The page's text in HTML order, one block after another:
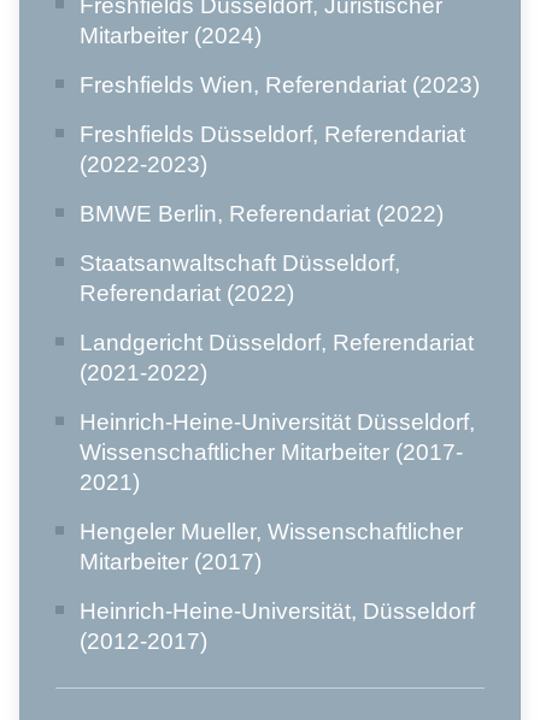
Freshfields Düsseldorf, Juristischer
Mitarbeiter (2024)
Freshfields Wien, Referendariat (2023)
Freshfields Düsseldorf, Referendariat
(2022-2023)
BMWE Berlin, Referendariat (2022)
Staatsanwaltschaft Düsseldorf,
Referendariat (2022)
Landgericht Düsseldorf, Referendariat
(2021-2022)
Heinrich-Heine-Universität Düsseldorf,
Wissenschaftlicher Mitarbeiter (2017-
2021)
Hengeler Mueller, Wissenschaftlicher
Mitarbeiter (2017)
Heinrich-Heine-Universität, Düsseldorf
(2012-2017)